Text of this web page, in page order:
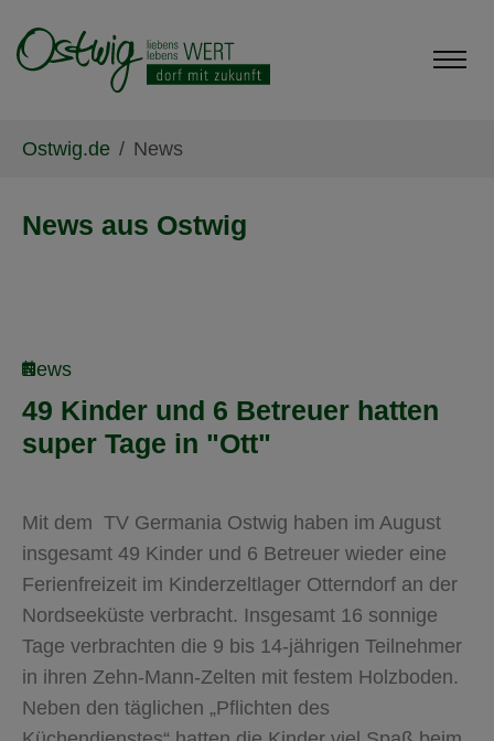
Ostwig.de News
News aus Ostwig
News
49 Kinder und 6 Betreuer hatten
super Tage in "Ott"
Mit dem TV Germania Ostwig haben im August
insgesamt 49 Kinder und 6 Betreuer wieder eine
Ferienfreizeit im Kinderzeltlager Otterndorf an der
Nordseeküste verbracht. Insgesamt 16 sonnige
Tage verbrachten die 9 bis 14-jährigen Teilnehmer
in ihren Zehn-Mann-Zelten mit festem Holzboden.
Neben den täglichen „Pflichten des